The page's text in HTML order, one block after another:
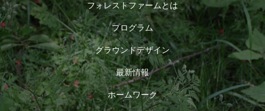
フォレストファームとは
プログラム
グラウンドデザイン
最新情報
ホームワーク